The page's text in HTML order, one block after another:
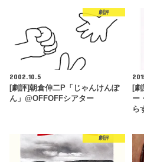
劇評
2002.10.5
[劇評]朝倉伸二P「じゃんけんぽ
ん」@OFFOFFシアター
[
ー
ら
劇評